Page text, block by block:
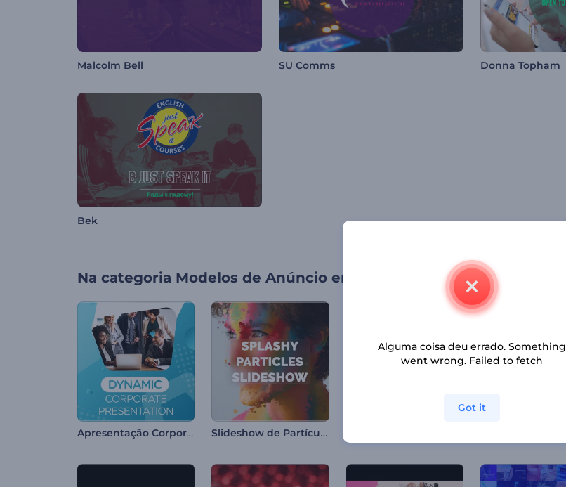
Malcolm Bell SU Comms Donna Topham
Bek
Na categoria Modelos de Anúncio em Vídeo
Apresentação Corporativa Dinâmica Slideshow de Partículas Esmaecentes
Alguma coisa deu errado. Something
went wrong. Failed to fetch
Got it